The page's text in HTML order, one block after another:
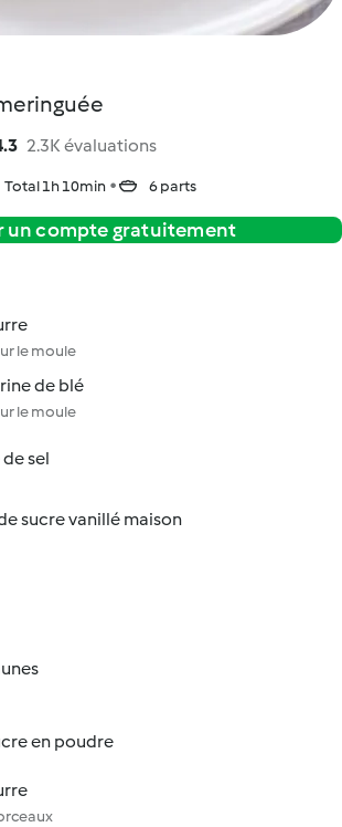
2.3K évaluations
Total 1h 10min 6 parts
un compte gratuitement
le moule
de blé
le moule
sel
sucre vanillé maison
en poudre